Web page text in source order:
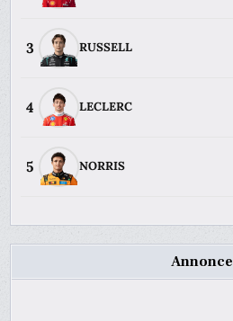
3 RUSSELL
4 LECLERC
5 NORRIS
Annonce